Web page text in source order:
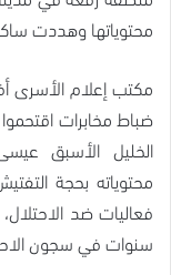
محتوياتها وهددت
مكتب إعلام الأسرى
ضباط مخابرات
محتوياته بحجة
فعاليات ضد
سنوات في سجون